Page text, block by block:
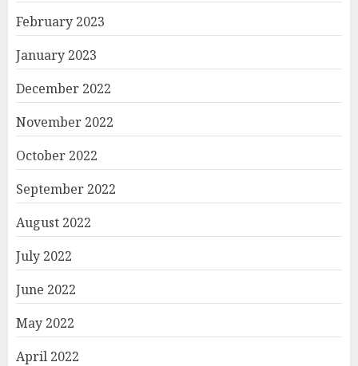
February 2023
January 2023
December 2022
November 2022
October 2022
September 2022
August 2022
July 2022
June 2022
May 2022
April 2022